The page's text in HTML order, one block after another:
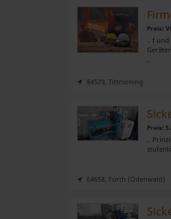
Preis:
.. f
84529, Tittmoning
Preis:
..
64658, Fürth (Odenwald)